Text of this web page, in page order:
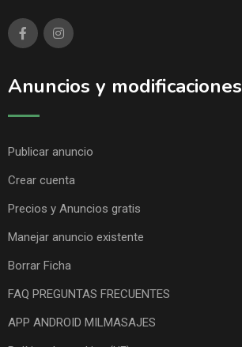
Anuncios y modificaciones
Publicar anuncio
Crear cuenta
Precios y Anuncios gratis
Manejar anuncio existente
Borrar Ficha
FAQ PREGUNTAS FRECUENTES
APP ANDROID MILMASAJES